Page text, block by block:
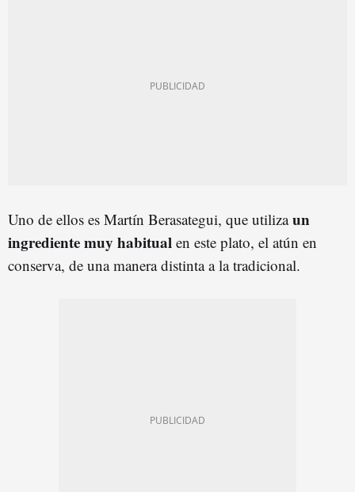
Uno de ellos es Martín Berasategui, que utilizaun
ingrediente muy habitual en este plato, el atún en
conserva, de una manera distinta a la tradicional.